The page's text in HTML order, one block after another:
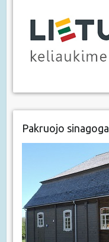
Pakruojo sinagoga